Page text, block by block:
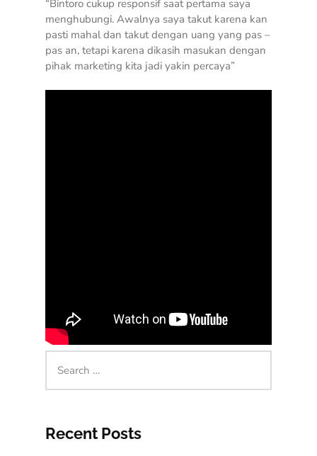
“Bintoro cukup responsif saat pertama saya
menghubungi. Awalnya saya takut karena kan
pasti mahal dan takut dengan uang yang pas –
pas an, tetapi karena dikasih masukan dengan
pihak marketing kita jadi yakin percaya”
Recent Posts